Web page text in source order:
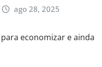
ago 28, 2025